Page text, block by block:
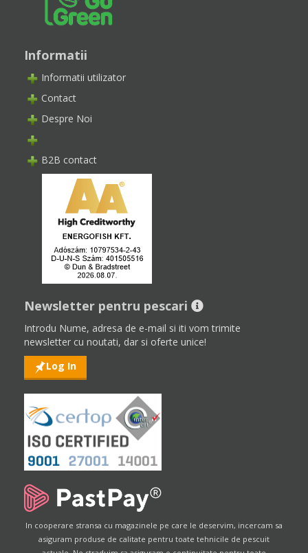
Informatii
Informatii utilizator
Contact
Despre Noi
B2B contact
Newsletter pentru pescari
Introdu Nume, adresa de e-mail si iti vom trimite
newsletter cu noutati, dar si oferte unice!
Log In
In cooperare stransa cu magazinele pe care le deservim, incercam sa
asiguram produse de calitate pentru toate tehnicile de pescuit